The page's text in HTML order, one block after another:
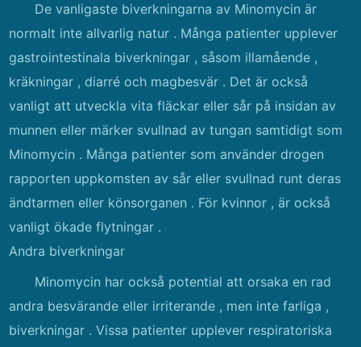
De vanligaste biverkningarna av Minomycin är
normalt inte allvarlig natur . Många patienter upplever
gastrointestinala biverkningar , såsom illamående ,
kräkningar , diarré och magbesvär . Det är också
vanligt att utveckla vita fläckar eller sår på insidan av
munnen eller märker svullnad av tungan samtidigt som
Minomycin . Många patienter som använder drogen
rapporten uppkomsten av sår eller svullnad runt deras
ändtarmen eller könsorganen . För kvinnor , är också
vanligt ökade flytningar .
Andra biverkningar
Minomycin har också potential att orsaka en rad
andra besvärande eller irriterande , men inte farliga ,
biverkningar . Vissa patienter upplever respiratoriska